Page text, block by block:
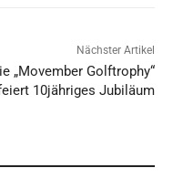
Nächster Artikel
„Movember Golftrophy“
10jähriges Jubiläum